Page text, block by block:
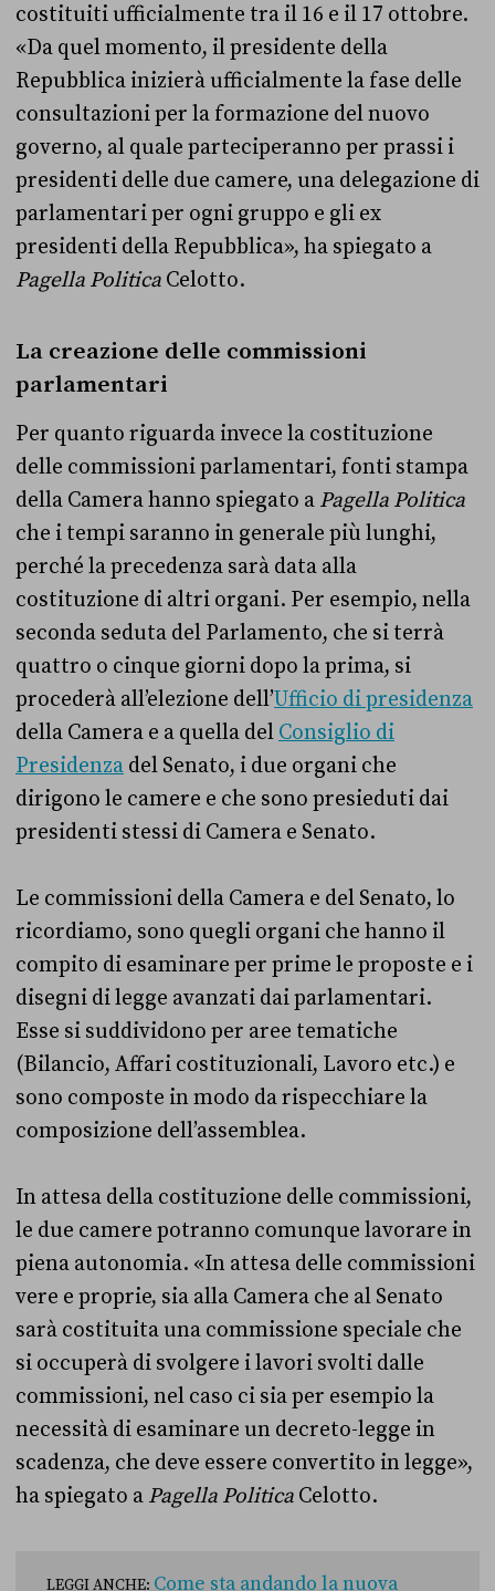
costituiti ufficialmente tra il 16 e il 17 ottobre.
«Da quel momento, il presidente della
Repubblica inizierà ufficialmente la fase delle
consultazioni per la formazione del nuovo
governo, al quale parteciperanno per prassi i
presidenti delle due camere, una delegazione di
parlamentari per ogni gruppo e gli ex
presidenti della Repubblica», ha spiegato a
Pagella Politica Celotto.
La creazione delle commissioni
parlamentari
Per quanto riguarda invece la costituzione
delle commissioni parlamentari, fonti stampa
della Camera hanno spiegato a Pagella Politica
che i tempi saranno in generale più lunghi,
perché la precedenza sarà data alla
costituzione di altri organi. Per esempio, nella
seconda seduta del Parlamento, che si terrà
quattro o cinque giorni dopo la prima, si
procederà all’elezione dell’Ufficio di presidenza
della Camera e a quella del Consiglio di
Presidenza del Senato, i due organi che
dirigono le camere e che sono presieduti dai
presidenti stessi di Camera e Senato.
Le commissioni della Camera e del Senato, lo
ricordiamo, sono quegli organi che hanno il
compito di esaminare per prime le proposte e i
disegni di legge avanzati dai parlamentari.
Esse si suddividono per aree tematiche
(Bilancio, Affari costituzionali, Lavoro etc.) e
sono composte in modo da rispecchiare la
composizione dell’assemblea.
In attesa della costituzione delle commissioni,
le due camere potranno comunque lavorare in
piena autonomia. «In attesa delle commissioni
vere e proprie, sia alla Camera che al Senato
sarà costituita una commissione speciale che
si occuperà di svolgere i lavori svolti dalle
commissioni, nel caso ci sia per esempio la
necessità di esaminare un decreto-legge in
scadenza, che deve essere convertito in legge»,
ha spiegato a Pagella Politica Celotto.
LEGGI ANCHE: Come sta andando la nuova